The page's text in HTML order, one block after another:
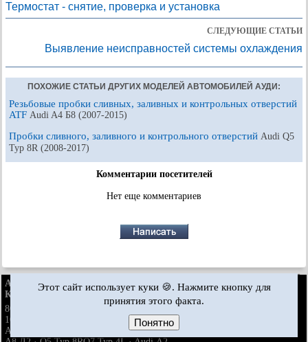
Термостат - снятие, проверка и установка
СЛЕДУЮЩИЕ СТАТЬИ
Выявление неисправностей системы охлаждения
ПОХОЖИЕ СТАТЬИ ДРУГИХ МОДЕЛЕЙ АВТОМОБИЛЕЙ АУДИ:
Резьбовые пробки сливных, заливных и контрольных отверстий
ATF Audi A4 Б8 (2007-2015)
Пробки сливного, заливного и контрольного отверстий Audi Q5
Typ 8R (2008-2017)
Комментарии посетителей
Нет еще комментариев
AudiManual.ru © 2017-2026·Полная версия ·Обратная связь
Карта сайта
Поиск по сайту ·Новости и статьи
80 Б2
80 Б4 дизель
100 С4
A3 Typ 8L·A4 Б5
A4 Б6
·A4 Б8· ·A6 С4
Этот сайт использует куки 🍪. Нажмите кнопку для
принятия этого факта.
Понятно